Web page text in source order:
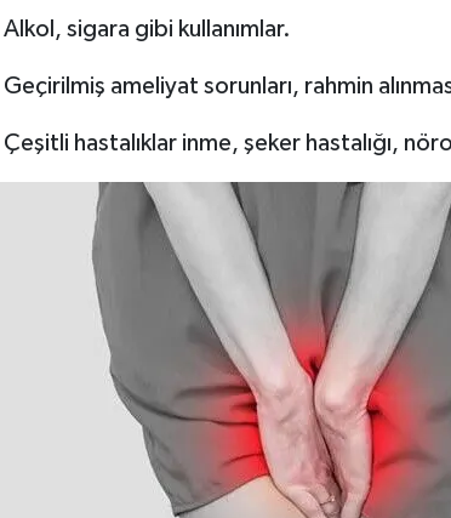
sigara gibi kullanımlar.
ameliyat sorunları, rahmin
hastalıklar inme, şeker hastalığı,